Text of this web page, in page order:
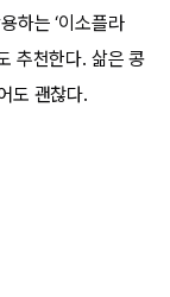
하는 ‘이소플라
추천한다. 삶은 콩
도 괜찮다.